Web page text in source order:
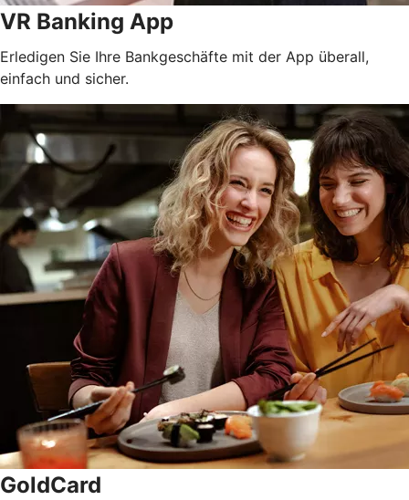
VR Banking App
Erledigen Sie Ihre Bankgeschäfte mit der App überall,
einfach und sicher.
GoldCard